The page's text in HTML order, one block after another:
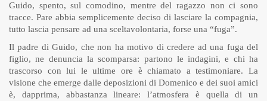
Guido, spento, sul comodino, mentre del ragazzo non ci sono
tracce. Pare abbia semplicemente deciso di lasciare la compagnia,
tutto lascia pensare ad una sceltavolontaria, forse una “fuga”.
Il padre di Guido, che non ha motivo di credere ad una fuga del
figlio, ne denuncia la scomparsa: partono le indagini, e chi ha
trascorso con lui le ultime ore è chiamato a testimoniare. La
visione che emerge dalle deposizioni di Domenico e dei suoi amici
è, dapprima, abbastanza lineare: l’atmosfera è quella di un